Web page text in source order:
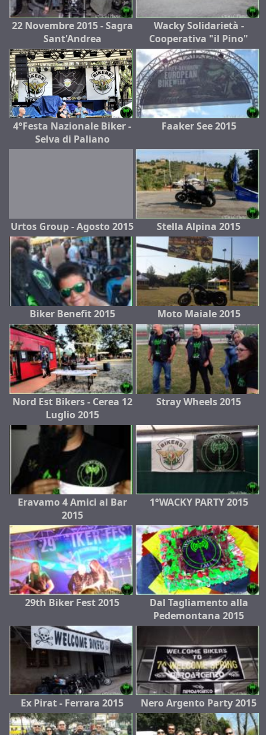
22 Novembre 2015 - Sagra
Sant'Andrea
Wacky Solidarietà -
Cooperativa "il Pino"
4°Festa Nazionale Biker -
Selva di Paliano
Faaker See 2015
Urtos Group - Agosto 2015 Stella Alpina 2015
Biker Benefit 2015 Moto Maiale 2015
Nord Est Bikers - Cerea 12
Luglio 2015
Stray Wheels 2015
Eravamo 4 Amici al Bar
2015
1°WACKY PARTY 2015
29th Biker Fest 2015
Dal Tagliamento alla
Pedemontana 2015
Ex Pirat - Ferrara 2015 Nero Argento Party 2015